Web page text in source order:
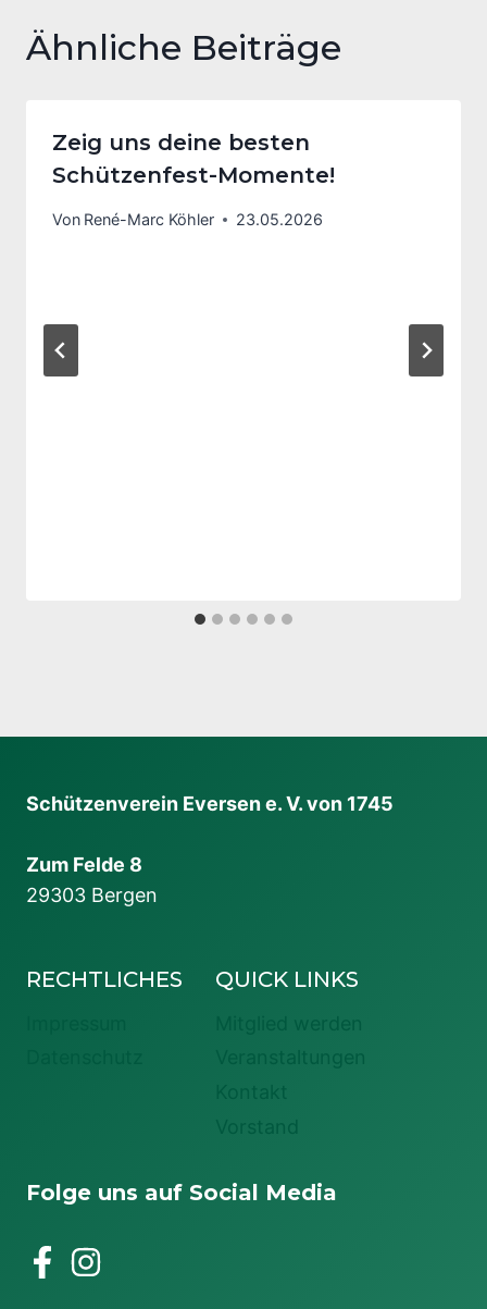
Ähnliche Beiträge
Zeig uns deine besten
Schützenfest-Momente!
Von René-Marc Köhler 23.05.2026
Schützenverein Eversen e. V. von 1745
Zum Felde 8
29303 Bergen
RECHTLICHES QUICK LINKS
Folge uns auf Social Media